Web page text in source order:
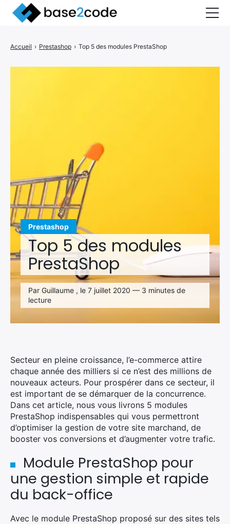
Prestashop
Top 5 des modules
PrestaShop
Par Guillaume , le 7 juillet 2020 — 3 minutes de
lecture
Accueil › Prestashop › Top 5 des modules PrestaShop
Secteur en pleine croissance, l’e-commerce attire
chaque année des milliers si ce n’est des millions de
nouveaux acteurs. Pour prospérer dans ce secteur, il
est important de se démarquer de la concurrence.
Dans cet article, nous vous livrons 5 modules
PrestaShop indispensables qui vous permettront
d’optimiser la gestion de votre site marchand, de
booster vos conversions et d’augmenter votre trafic.
Module PrestaShop pour
une gestion simple et rapide
du back-office
Avec le module PrestaShop proposé sur des sites tels